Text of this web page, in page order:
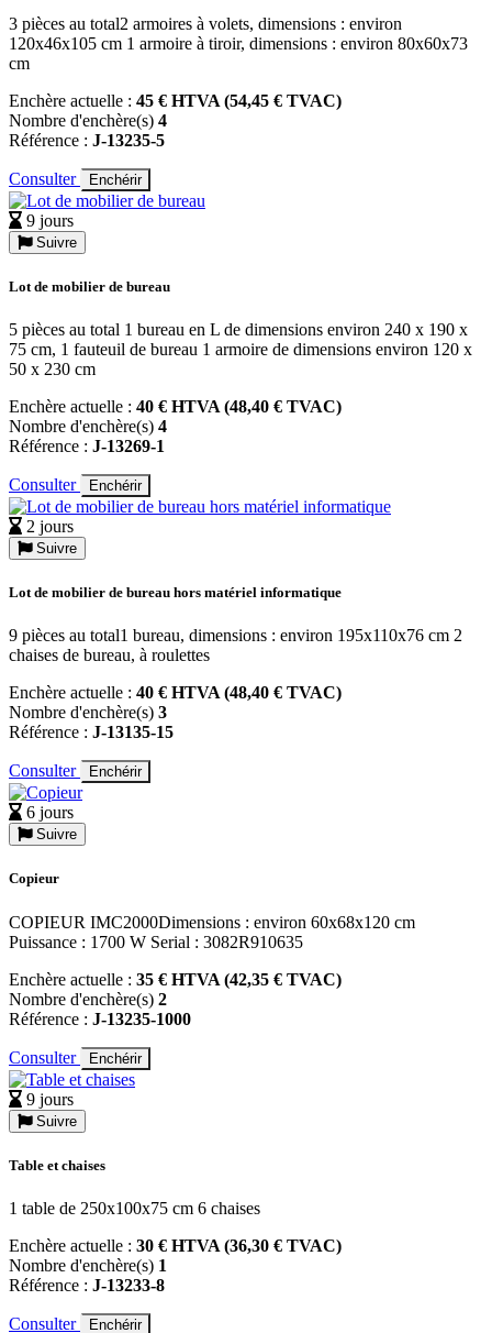
3 pièces au total2 armoires à volets, dimensions : environ
120x46x105 cm 1 armoire à tiroir, dimensions : environ 80x60x73
cm
Enchère actuelle : 45 € HTVA (54,45 € TVAC)
Nombre d'enchère(s) 4
Référence : J-13235-5
Consulter Enchérir
9 jours
Suivre
Lot de mobilier de bureau
5 pièces au total 1 bureau en L de dimensions environ 240 x 190 x
75 cm, 1 fauteuil de bureau 1 armoire de dimensions environ 120 x
50 x 230 cm
Enchère actuelle : 40 € HTVA (48,40 € TVAC)
Nombre d'enchère(s) 4
Référence : J-13269-1
Consulter Enchérir
2 jours
Suivre
Lot de mobilier de bureau hors matériel informatique
9 pièces au total1 bureau, dimensions : environ 195x110x76 cm 2
chaises de bureau, à roulettes
Enchère actuelle : 40 € HTVA (48,40 € TVAC)
Nombre d'enchère(s) 3
Référence : J-13135-15
Consulter Enchérir
6 jours
Suivre
Copieur
COPIEUR IMC2000Dimensions : environ 60x68x120 cm
Puissance : 1700 W Serial : 3082R910635
Enchère actuelle : 35 € HTVA (42,35 € TVAC)
Nombre d'enchère(s) 2
Référence : J-13235-1000
Consulter Enchérir
9 jours
Suivre
Table et chaises
1 table de 250x100x75 cm 6 chaises
Enchère actuelle : 30 € HTVA (36,30 € TVAC)
Nombre d'enchère(s) 1
Référence : J-13233-8
Consulter Enchérir